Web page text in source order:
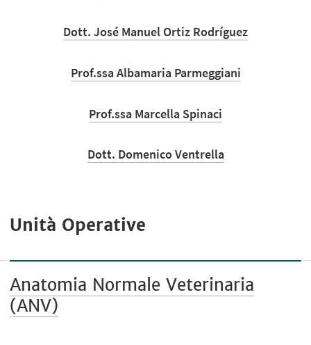
Dott. José Manuel Ortiz Rodríguez
Prof.ssa Albamaria Parmeggiani
Prof.ssa Marcella Spinaci
Dott. Domenico Ventrella
Unità Operative
Anatomia Normale Veterinaria
(ANV)